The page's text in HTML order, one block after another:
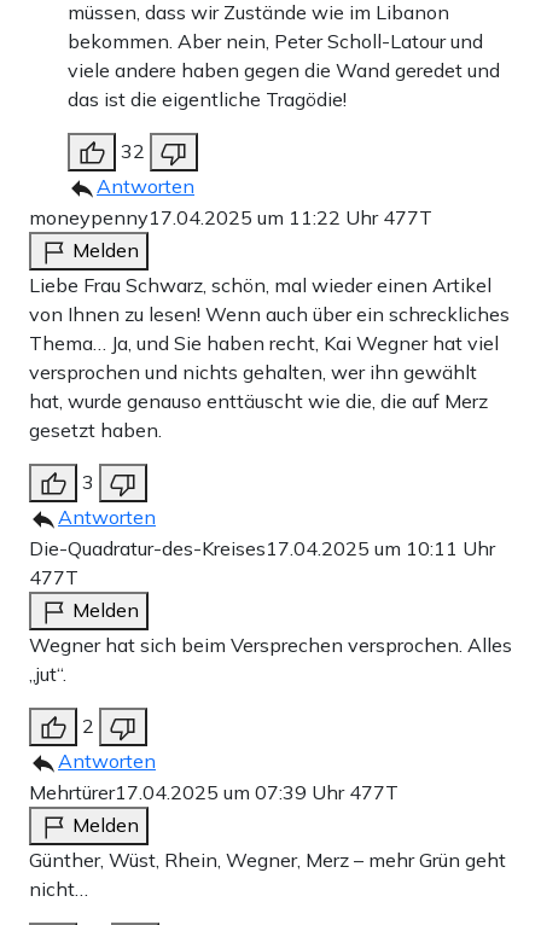
müssen, dass wir Zustände wie im Libanon
bekommen. Aber nein, Peter Scholl-Latour und
viele andere haben gegen die Wand geredet und
das ist die eigentliche Tragödie!
32
Antworten
moneypenny17.04.2025 um 11:22 Uhr 477T
Melden
Liebe Frau Schwarz, schön, mal wieder einen Artikel
von Ihnen zu lesen! Wenn auch über ein schreckliches
Thema… Ja, und Sie haben recht, Kai Wegner hat viel
versprochen und nichts gehalten, wer ihn gewählt
hat, wurde genauso enttäuscht wie die, die auf Merz
gesetzt haben.
3
Antworten
Die-Quadratur-des-Kreises17.04.2025 um 10:11 Uhr
477T
Melden
Wegner hat sich beim Versprechen versprochen. Alles
„jut“.
2
Antworten
Mehrtürer17.04.2025 um 07:39 Uhr 477T
Melden
Günther, Wüst, Rhein, Wegner, Merz – mehr Grün geht
nicht…